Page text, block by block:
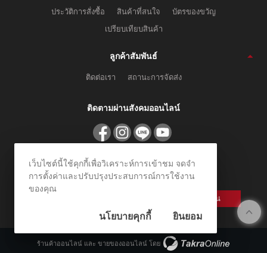
ประวัติการสั่งซื้อ สินค้าที่สนใจ
บัตรของขวัญ
เปรียบเทียบสินค้า
ลูกค้าสัมพันธ์
ติดต่อเรา สถานะการจัดส่ง
ติดตามผ่านสังคมออนไลน์
สมัครรับข่าวสาร
ลงทะเบียนเพื่อรับข้อเสนอและส่วนลดพิเศษ
ลงทะเบียน
ร้านค้าออนไลน์ และ ขายของออนไลน์ โดย
เว็บไซต์นี้ใช้คุกกี้เพื่อวิเคราะห์การเข้าชม จดจำ
การตั้งค่าและปรับปรุงประสบการณ์การใช้งาน
ของคุณ
นโยบายคุกกี้ ยินยอม